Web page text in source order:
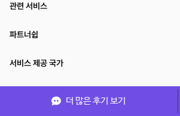
더 많은 후기 보기
관련 서비스
파트너쉽
서비스 제공 국가
(주)NSPACE 사업자정보